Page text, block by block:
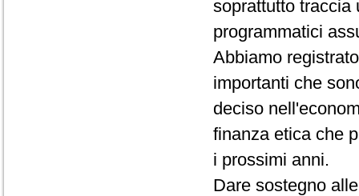
soprattutto traccia
programmatici
Abbiamo
importanti che
deciso
finanza etica che
i prossimi anni.
Dare sostegno